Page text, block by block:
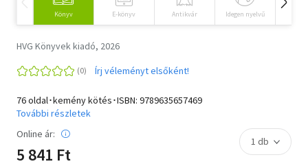
Könyv E-könyv Antikvár Idegen nyelvű
HVG Könyvek kiadó, 2026
Írj véleményt elsőként!
76 oldal･kemény kötés･ISBN: 9789635657469
További részletek
Online ár:
5 841 Ft